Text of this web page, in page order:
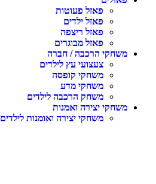
פאזל פעוטות
פאזל ילדים
פאזל ריצפה
פאזל מבוגרים
משחקי הרכבה / חברה
צעצועי עץ לילדים
משחקי קופסה
משחקי מדע
משחק הרכבה לילדים
משחקי יצירה ואמנות
משחקי יצירה ואומנות לילדים